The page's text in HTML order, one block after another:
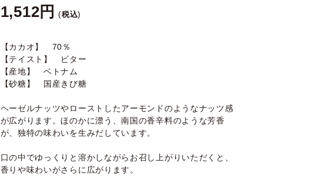
1,512
税込
【カカオ】 70％
【テイスト】 ビター
【産地】 ベトナム
【砂糖】 国産きび糖
ヘーゼルナッツやローストしたアーモンドのようなナッツ感
が広がります。ほのかに漂う、南国の香辛料のような芳香
が、独特の味わいを生みだしています。
口の中でゆっくりと溶かしながらお召し上がりいただくと、
香りや味わいがさらに広がります。